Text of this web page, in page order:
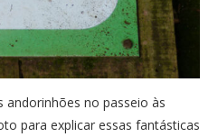
andorinhões no passeio às
para explicar essas fantásticas